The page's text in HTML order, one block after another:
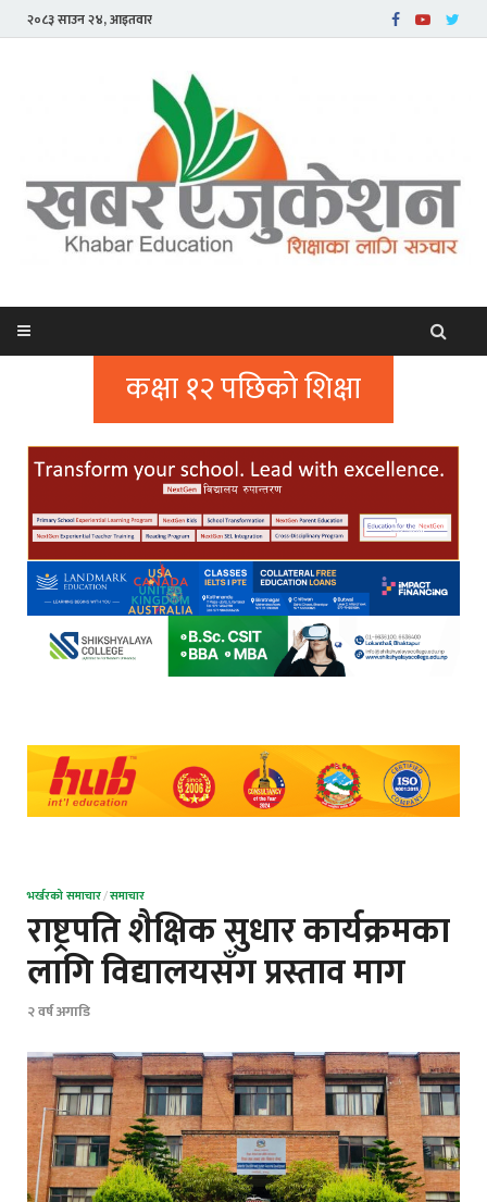
२०८३ साउन २४, आइतवार
कक्षा १२ पछिको शिक्षा
भर्खरको समाचार/समाचार
राष्ट्रपति शैक्षिक सुधार कार्यक्रमका
लागि विद्यालयसँग प्रस्ताव माग
२ वर्ष अगाडि